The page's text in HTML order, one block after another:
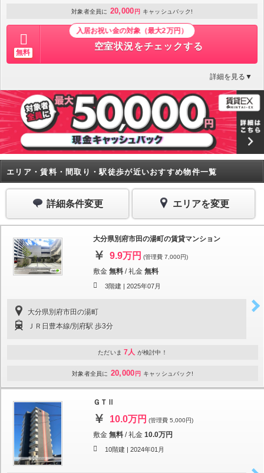
対象者全員に 20,000 円 キャッシュバック!
無料
入居お祝い金の対象（最大2万円）
空室状況をチェックする
詳細を見る▼
エリア・賃料・間取り・駅徒歩が近いおすすめ物件一覧
詳細条件変更 エリアを変更
大分県別府市田の湯町の賃貸マンション
9.9万円 (管理費 7,000円)
敷金 無料 /礼金 無料
3階建 | 2025年07月
大分県別府市田の湯町
ＪＲ日豊本線/別府駅 歩3分
ただいま 7人 が検討中！
対象者全員に 20,000 円 キャッシュバック!
ＧＴⅡ
10.0万円 (管理費 5,000円)
敷金 無料 /礼金 10.0万円
10階建 | 2024年01月